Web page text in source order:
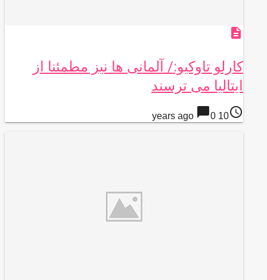
description
کارلو تاوکیو:/ آلمانی ها نیز مطمئنا از
ایتالیا می ترسند
access_time
10 years ago
chat_bubble0